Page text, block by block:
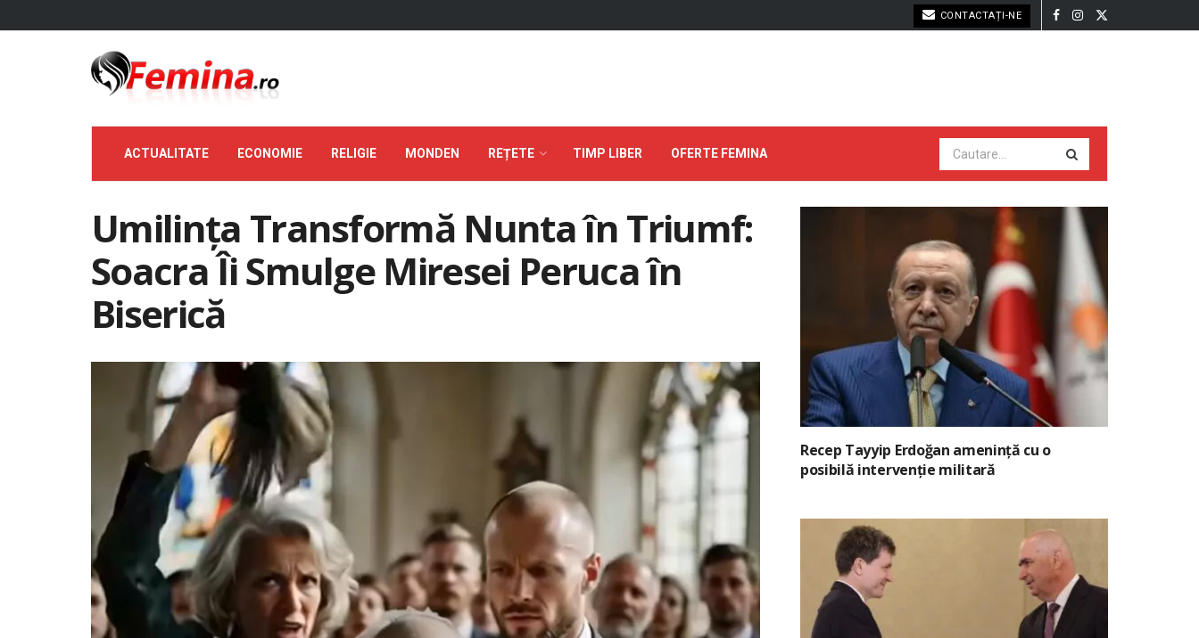
CONTACTAȚI-NE
ACTUALITATE ECONOMIE RELIGIE MONDEN REȚETE TIMP LIBER OFERTE FEMINA
Umilința Transformă Nunta în Triumf:
Soacra Îi Smulge Miresei Peruca în
Biserică
Recep Tayyip Erdoğan amenință cu o
posibilă intervenție militară